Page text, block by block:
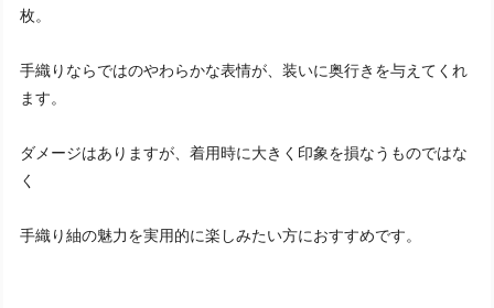
枚。
手織りならではのやわらかな表情が、装いに奥行きを与えてくれ
ます。
ダメージはありますが、着用時に大きく印象を損なうものではな
く
手織り紬の魅力を実用的に楽しみたい方におすすめです。